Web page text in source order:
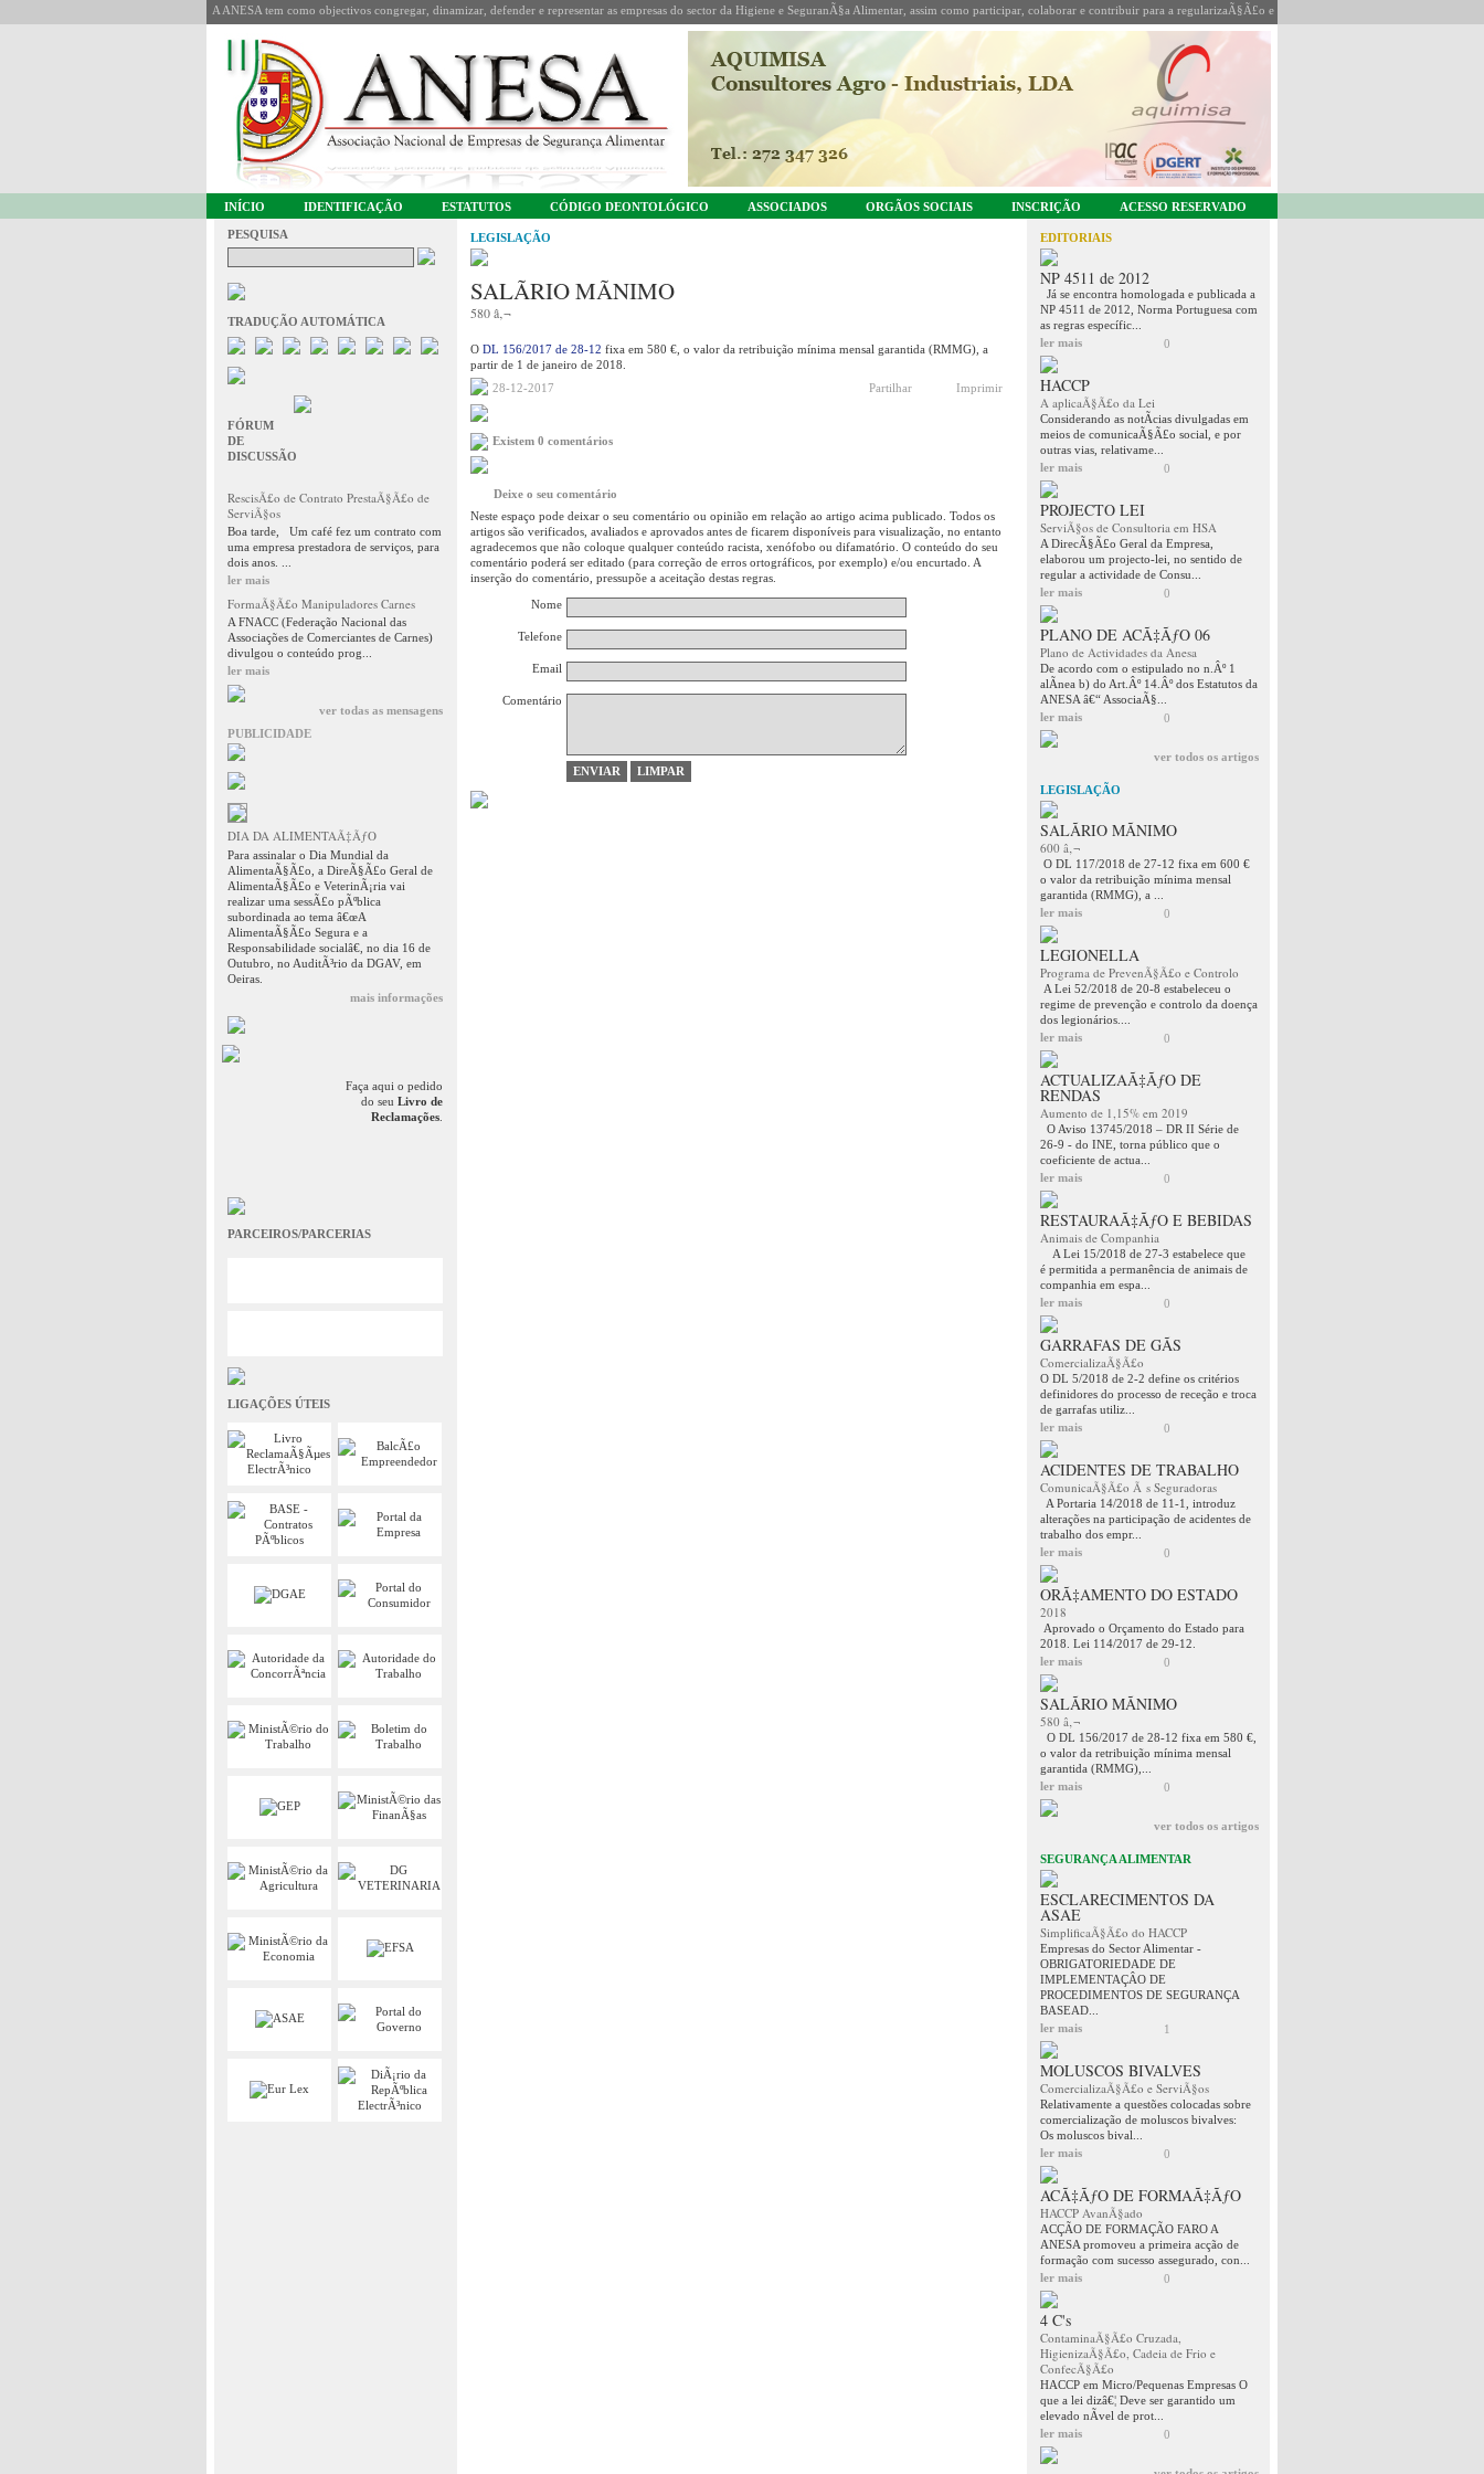
A ANESA tem como objectivos congregar, dinamizar, defender e representar as empresas do sector da Higiene e SeguranÃ§a Alimentar, assim como participar, colaborar e contribuir para a regularizaÃ§Ã£o e coordenaÃ§Ã£o da sua actividade.
INÍCIO IDENTIFICAÇÃO ESTATUTOS CÓDIGO DEONTOLÓGICO ASSOCIADOS ORGÃOS SOCIAIS INSCRIÇÃO ACESSO RESERVADO
PESQUISA
TRADUÇÃO AUTOMÁTICA
FÓRUM
DE
DISCUSSÃO
RescisÃ£o de Contrato PrestaÃ§Ã£o de
ServiÃ§os
Boa tarde, Um café fez um contrato com
uma empresa prestadora de serviços, para
dois anos. ...
ler mais
FormaÃ§Ã£o Manipuladores Carnes
A FNACC (Federação Nacional das
Associações de Comerciantes de Carnes)
divulgou o conteúdo prog...
ler mais
ver todas as mensagens
PUBLICIDADE
DIA DA ALIMENTAÃ‡ÃƒO
Para assinalar o Dia Mundial da
AlimentaÃ§Ã£o, a DireÃ§Ã£o Geral de
AlimentaÃ§Ã£o e VeterinÃ¡ria vai
realizar uma sessÃ£o pÃºblica
subordinada ao tema â€œA
AlimentaÃ§Ã£o Segura e a
Responsabilidade socialâ€, no dia 16 de
Outubro, no AuditÃ³rio da DGAV, em
Oeiras.
mais informações
Faça aqui o pedido
do seu Livro de
Reclamações
PARCEIROS/PARCERIAS
LIGAÇÕES ÚTEIS
LEGISLAÇÃO
SALÃRIO MÃNIMO
580 â‚¬
O DL 156/2017 de 28-12 fixa em 580 €, o valor da retribuição mínima mensal garantida (RMMG), a
partir de 1 de janeiro de 2018.
28-12-2017
Partilhar Imprimir
Existem 0 comentários
Deixe o seu comentário
Neste espaço pode deixar o seu comentário ou opinião em relação ao artigo acima publicado. Todos os
artigos são verificados, avaliados e aprovados antes de ficarem disponíveis para visualização, no entanto
agradecemos que não coloque qualquer conteúdo racista, xenófobo ou difamatório. O conteúdo do seu
comentário poderá ser editado (para correção de erros ortográficos, por exemplo) e/ou encurtado. A
inserção do comentário, pressupõe a aceitação destas regras.
Nome
Telefone
Email
Comentário
EDITORIAIS
NP 4511 de 2012
Já se encontra homologada e publicada a
NP 4511 de 2012, Norma Portuguesa com
as regras específic...
ler mais
0
HACCP
A aplicaÃ§Ã£o da Lei
Considerando as notÃ­cias divulgadas em
meios de comunicaÃ§Ã£o social, e por
outras vias, relativame...
ler mais
0
PROJECTO LEI
ServiÃ§os de Consultoria em HSA
A DirecÃ§Ã£o Geral da Empresa,
elaborou um projecto-lei, no sentido de
regular a actividade de Consu...
ler mais
0
PLANO DE ACÃ‡ÃƒO 06
Plano de Actividades da Anesa
De acordo com o estipulado no n.Âº 1
alÃ­nea b) do Art.Âº 14.Âº dos Estatutos da
ANESA â€“ AssociaÃ§...
ler mais
0
ver todos os artigos
LEGISLAÇÃO
SALÃRIO MÃNIMO
600 â‚¬
O DL 117/2018 de 27-12 fixa em 600 €
o valor da retribuição mínima mensal
garantida (RMMG), a ...
ler mais
0
LEGIONELLA
Programa de PrevenÃ§Ã£o e Controlo
A Lei 52/2018 de 20-8 estabeleceu o
regime de prevenção e controlo da doença
dos legionários....
ler mais
0
ACTUALIZAÃ‡ÃƒO DE
RENDAS
Aumento de 1,15% em 2019
O Aviso 13745/2018 – DR II Série de
26-9 - do INE, torna público que o
coeficiente de actua...
ler mais
0
RESTAURAÃ‡ÃƒO E BEBIDAS
Animais de Companhia
A Lei 15/2018 de 27-3 estabelece que
é permitida a permanência de animais de
companhia em espa...
ler mais
0
GARRAFAS DE GÃS
ComercializaÃ§Ã£o
O DL 5/2018 de 2-2 define os critérios
definidores do processo de receção e troca
de garrafas utiliz...
ler mais
0
ACIDENTES DE TRABALHO
ComunicaÃ§Ã£o Ã s Seguradoras
A Portaria 14/2018 de 11-1, introduz
alterações na participação de acidentes de
trabalho dos empr...
ler mais
0
ORÃ‡AMENTO DO ESTADO
2018
Aprovado o Orçamento do Estado para
2018. Lei 114/2017 de 29-12.
ler mais
0
SALÃRIO MÃNIMO
580 â‚¬
O DL 156/2017 de 28-12 fixa em 580 €,
o valor da retribuição mínima mensal
garantida (RMMG),...
ler mais
0
ver todos os artigos
SEGURANÇA ALIMENTAR
ESCLARECIMENTOS DA
ASAE
SimplificaÃ§Ã£o do HACCP
Empresas do Sector Alimentar -
OBRIGATORIEDADE DE
IMPLEMENTAÇÂO DE
PROCEDIMENTOS DE SEGURANÇA
BASEAD...
ler mais
1
MOLUSCOS BIVALVES
ComercializaÃ§Ã£o e ServiÃ§os
Relativamente a questões colocadas sobre
comercialização de moluscos bivalves:
Os moluscos bival...
ler mais
0
ACÃ‡ÃƒO DE FORMAÃ‡ÃƒO
HACCP AvanÃ§ado
ACÇÃO DE FORMAÇÃO FARO A
ANESA promoveu a primeira acção de
formação com sucesso assegurado, con...
ler mais
0
4 C's
ContaminaÃ§Ã£o Cruzada,
HigienizaÃ§Ã£o, Cadeia de Frio e
ConfecÃ§Ã£o
HACCP em Micro/Pequenas Empresas O
que a lei dizâ€¦ Deve ser garantido um
elevado nÃ­vel de prot...
ler mais
0